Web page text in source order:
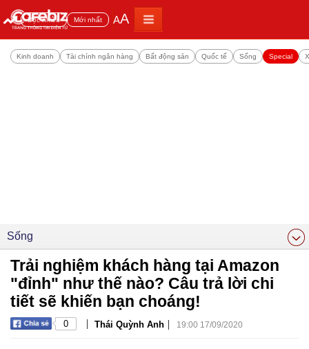
Đọc nhiều Mới nhất AA
Kinh doanh Tài chính ngân hàng Bất động sản Quốc tế Sống Special
Sống
Trải nghiệm khách hàng tại Amazon
"đỉnh" như thế nào? Câu trả lời chi
tiết sẽ khiến bạn choáng!
0 | Thái Quỳnh Anh | 19:00 17/09/2020